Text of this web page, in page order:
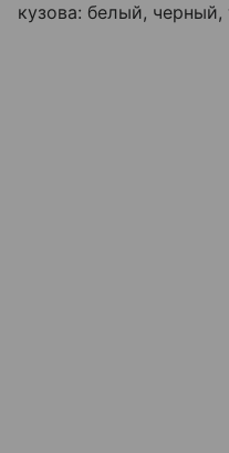
кузова: белый,